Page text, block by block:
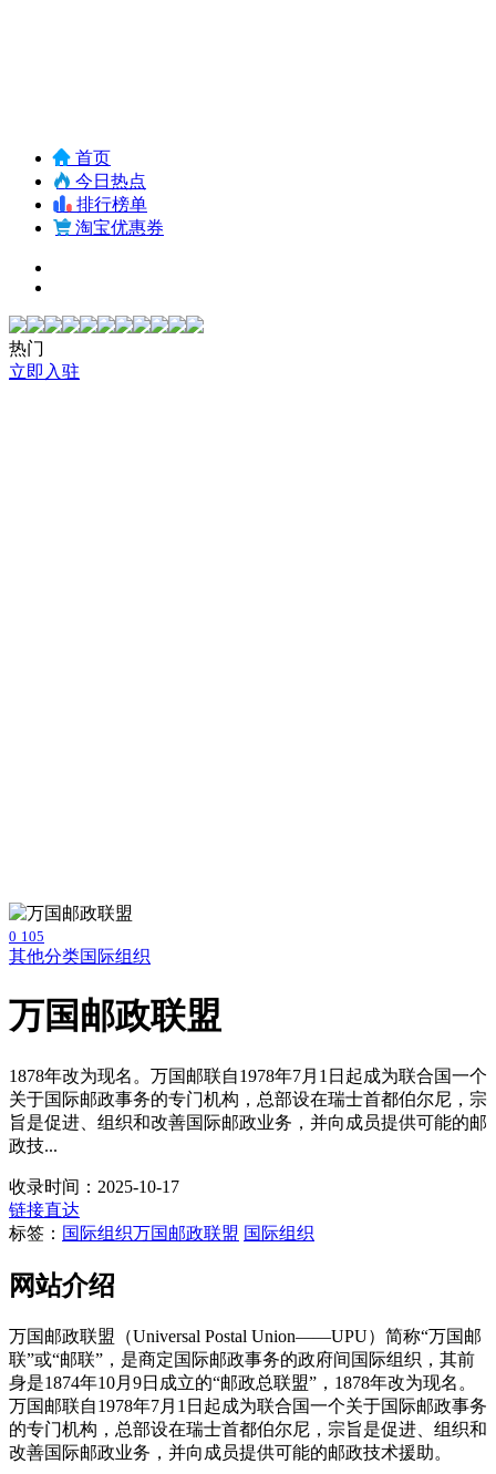
首页
今日热点
排行榜单
淘宝优惠券
热门
立即入驻
0 105
其他分类国际组织
万国邮政联盟
1878年改为现名。万国邮联自1978年7月1日起成为联合国一个
关于国际邮政事务的专门机构，总部设在瑞士首都伯尔尼，宗
旨是促进、组织和改善国际邮政业务，并向成员提供可能的邮
政技...
收录时间：2025-10-17
链接直达
标签： 国际组织万国邮政联盟 国际组织
网站介绍
万国邮政联盟（Universal Postal Union——UPU）简称“万国邮
联”或“邮联”，是商定国际邮政事务的政府间国际组织，其前
身是1874年10月9日成立的“邮政总联盟”，1878年改为现名。
万国邮联自1978年7月1日起成为联合国一个关于国际邮政事务
的专门机构，总部设在瑞士首都伯尔尼，宗旨是促进、组织和
改善国际邮政业务，并向成员提供可能的邮政技术援助。